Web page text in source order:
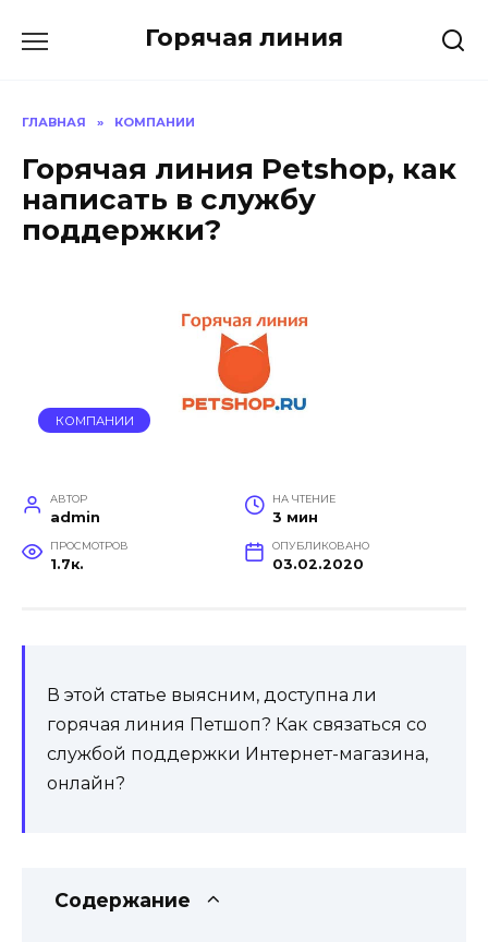
Горячая линия
ГЛАВНАЯ » КОМПАНИИ
Горячая линия Petshop, как
написать в службу
поддержки?
КОМПАНИИ
АВТОР
admin
НА ЧТЕНИЕ
3 мин
ПРОСМОТРОВ
1.7к.
ОПУБЛИКОВАНО
03.02.2020
В этой статье выясним, доступна ли
горячая линия Петшоп? Как связаться со
службой поддержки Интернет-магазина,
онлайн?
Содержание